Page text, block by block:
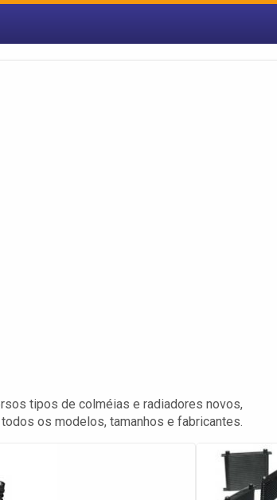
tipos de colméias e radiadores novos,
os modelos, tamanhos e fabricantes.